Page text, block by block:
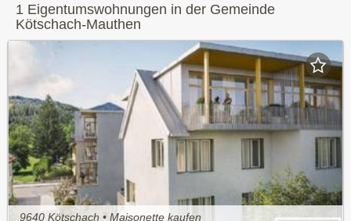
1 Eigentumswohnungen in der Gemeinde
Kötschach-Mauthen
9640 Kötschach • Maisonette kaufen